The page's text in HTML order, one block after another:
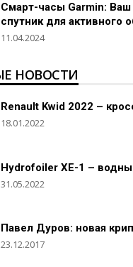
Смарт-часы Garmin:
спутник для активного
11.04.2024
НОВОСТИ
Renault Kwid 2022 –
18.01.2022
Hydrofoiler XE-1 –
31.05.2022
Павел Дуров: новая
23.12.2017